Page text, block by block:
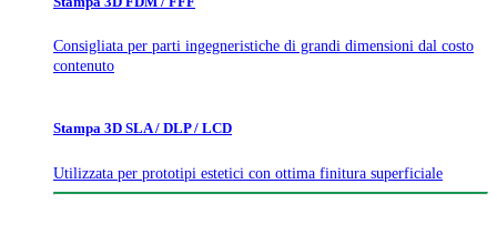
Consigliata per parti ingegneristiche di grandi dimensioni dal costo
contenuto
Stampa 3D SLA / DLP / LCD
Utilizzata per prototipi estetici con ottima finitura superficiale